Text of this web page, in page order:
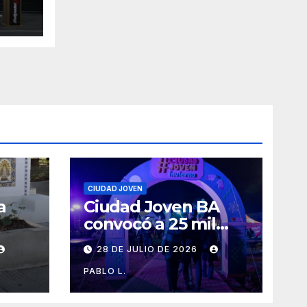
CIUDAD JOVEN
Ciudad Joven BA
convocó a 25 mil
personas
28 DE JULIO DE 2026
PABLO L.